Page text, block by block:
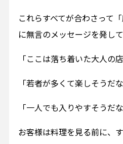
これらすべてが合わさって
に無言のメッセージを発して
「ここは落ち着いた大人の店
「若者が多くて楽しそうだな
「一人でも入りやすそうだな
お客様は料理を見る前に、